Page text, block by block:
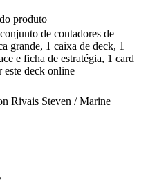
produto
de contadores de
grande, 1 caixa de deck, 1
e ficha de estratégia, 1 card
este deck online
Rivais Steven / Marine